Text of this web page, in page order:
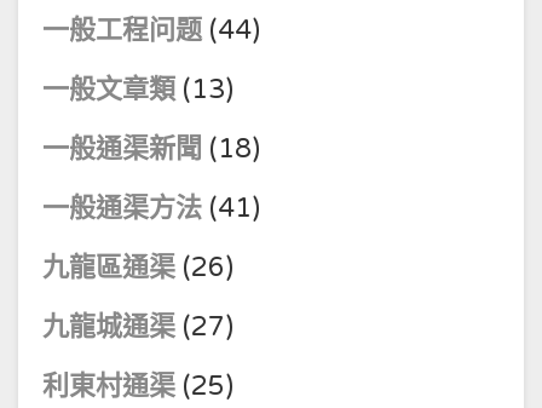
一般工程问题 (44)
一般文章類 (13)
一般通渠新聞 (18)
一般通渠方法 (41)
九龍區通渠 (26)
九龍城通渠 (27)
利東村通渠 (25)